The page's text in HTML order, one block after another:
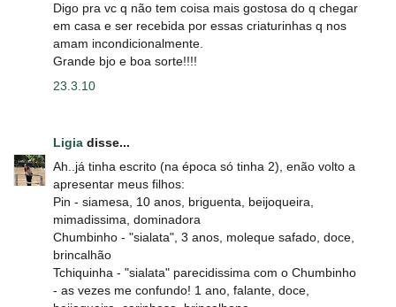
Digo pra vc q não tem coisa mais gostosa do q chegar
em casa e ser recebida por essas criaturinhas q nos
amam incondicionalmente.
Grande bjo e boa sorte!!!!
23.3.10
Ligia disse...
Ah..já tinha escrito (na época só tinha 2), enão volto a
apresentar meus filhos:
Pin - siamesa, 10 anos, briguenta, beijoqueira,
mimadissima, dominadora
Chumbinho - "sialata", 3 anos, moleque safado, doce,
brincalhão
Tchiquinha - "sialata" parecidissima com o Chumbinho
- as vezes me confundo! 1 ano, falante, doce,